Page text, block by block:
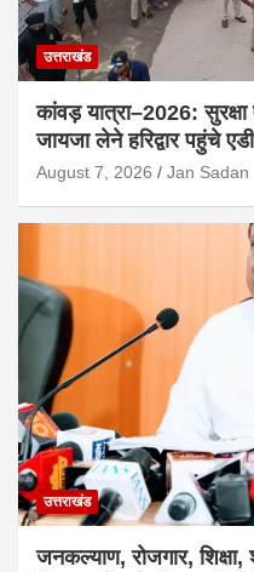
उत्तराखंड
कांवड़ यात्रा–2026:
जायजा लेने हरिद्वार पहुंचे
August 7, 2026 Jan Sadan
उत्तराखंड
जनकल्याण, रोजगार,